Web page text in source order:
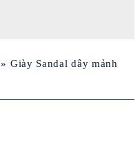
» Giày Sandal dây mảnh